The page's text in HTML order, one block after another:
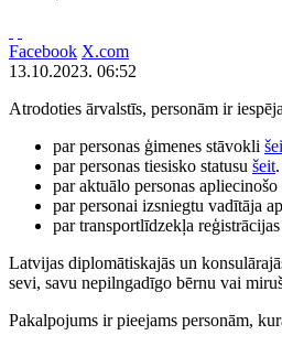
Facebook X.com
13.10.2023. 06:52
Atrodoties ārvalstīs, personām ir
par personas ģimenes stāvokli
par personas tiesisko statusu šeit.
par aktuālo personas
par personai izsniegtu vadītāja
par transportlīdzekļa
Latvijas diplomātiskajās un
sevi, savu nepilngadīgo bērnu vai
Pakalpojums ir pieejams personām,